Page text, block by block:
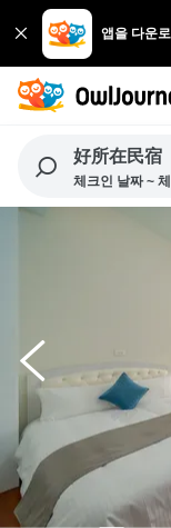
앱을 다운
好所在民宿
체크인 날짜 ~